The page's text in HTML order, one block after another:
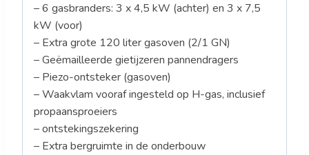
– 6 gasbranders: 3 x 4,5 kW (achter) en 3 x 7,5
kW (voor)
– Extra grote 120 liter gasoven (2/1 GN)
– Geëmailleerde gietijzeren pannendragers
– Piezo-ontsteker (gasoven)
– Waakvlam vooraf ingesteld op H-gas, inclusief
propaansproeiers
– ontstekingszekering
– Extra bergruimte in de onderbouw